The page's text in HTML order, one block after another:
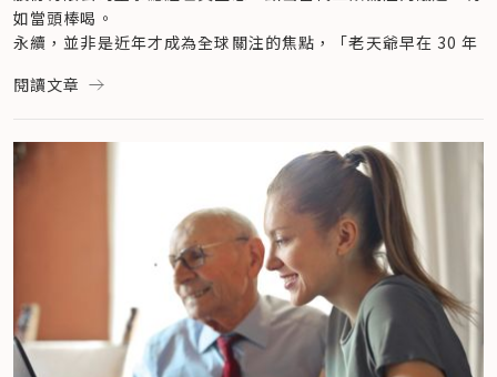
如當頭棒喝。
永續，並非是近年才成為全球關注的焦點，「老天爺早在 30 年
濟衝突，於是在 1992 年巴西里約熱內盧「地球高峰會」，訂下
了《聯合國氣候變化框架公約》、《生物多樣性公約》等重要協
議。
10 年後，2002 年在南非約翰尼斯堡召開「永續發展世界高峰
會」，則提出了社會與經濟的衝突，討論全球貧困的議題。「當
時眾人意識到我們處在一個越來越小的世界，你影響我、我影響
你，但大家還是沒有積極改變。」
又過了 10 年，來到 2010 年，是資本市場與經濟的衝突，歷經
金融海嘯、歐債危機，「無薪假就是當時創造出來的。」黃正忠
表示，在種種危機發生後，多數人依然沒有警覺，「於是到
2020 年，老天就安排直接讓世界 lockdown（封鎖）。」近兩
年，新冠疫情肆虐，全球無數城市封城、鎖國、經濟活動停擺，
閱讀文章